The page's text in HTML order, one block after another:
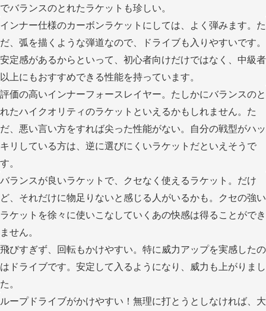
でバランスのとれたラケットも珍しい。
インナー仕様のカーボンラケットにしては、よく弾みます。た
だ、弧を描くような弾道なので、ドライブも入りやすいです。
安定感があるからといって、初心者向けだけではなく、中級者
以上にもおすすめできる性能を持っています。
評価の高いインナーフォースレイヤー。たしかにバランスのと
れたハイクオリティのラケットといえるかもしれません。た
だ、悪い言い方をすれば尖った性能がない。自分の戦型がハッ
キリしている方は、逆に選びにくいラケットだといえそうで
す。
バランスが良いラケットで、クセなく使えるラケット。だけ
ど、それだけに物足りないと感じる人がいるかも。クセの強い
ラケットを徐々に使いこなしていくあの快感は得ることができ
ません。
飛びすぎず、回転もかけやすい。特に威力アップを実感したの
はドライブです。安定して入るようになり、威力も上がりまし
た。
ループドライブがかけやすい！無理に打とうとしなければ、大